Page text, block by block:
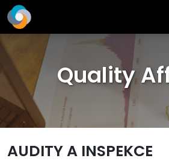
Quality
AUDITY A INSPEKCE